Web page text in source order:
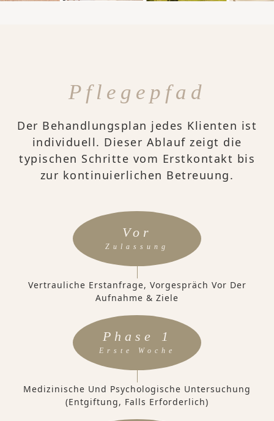
Pflegepfad
Der Behandlungsplan jedes Klienten ist
individuell. Dieser Ablauf zeigt die
typischen Schritte vom Erstkontakt bis
zur kontinuierlichen Betreuung.
Vor
Zulassung
Vertrauliche Erstanfrage, Vorgespräch Vor Der
Aufnahme & Ziele
Phase 1
Erste Woche
Medizinische Und Psychologische Untersuchung
(Entgiftung, Falls Erforderlich)